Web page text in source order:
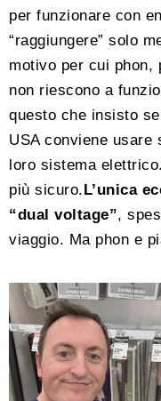
per funzionare con
“raggiungere” solo
motivo per cui phon,
non riescono a
questo che insisto
USA conviene usare
loro sistema
più sicuro. L’unica
“dual voltage”,
viaggio. Ma phon e